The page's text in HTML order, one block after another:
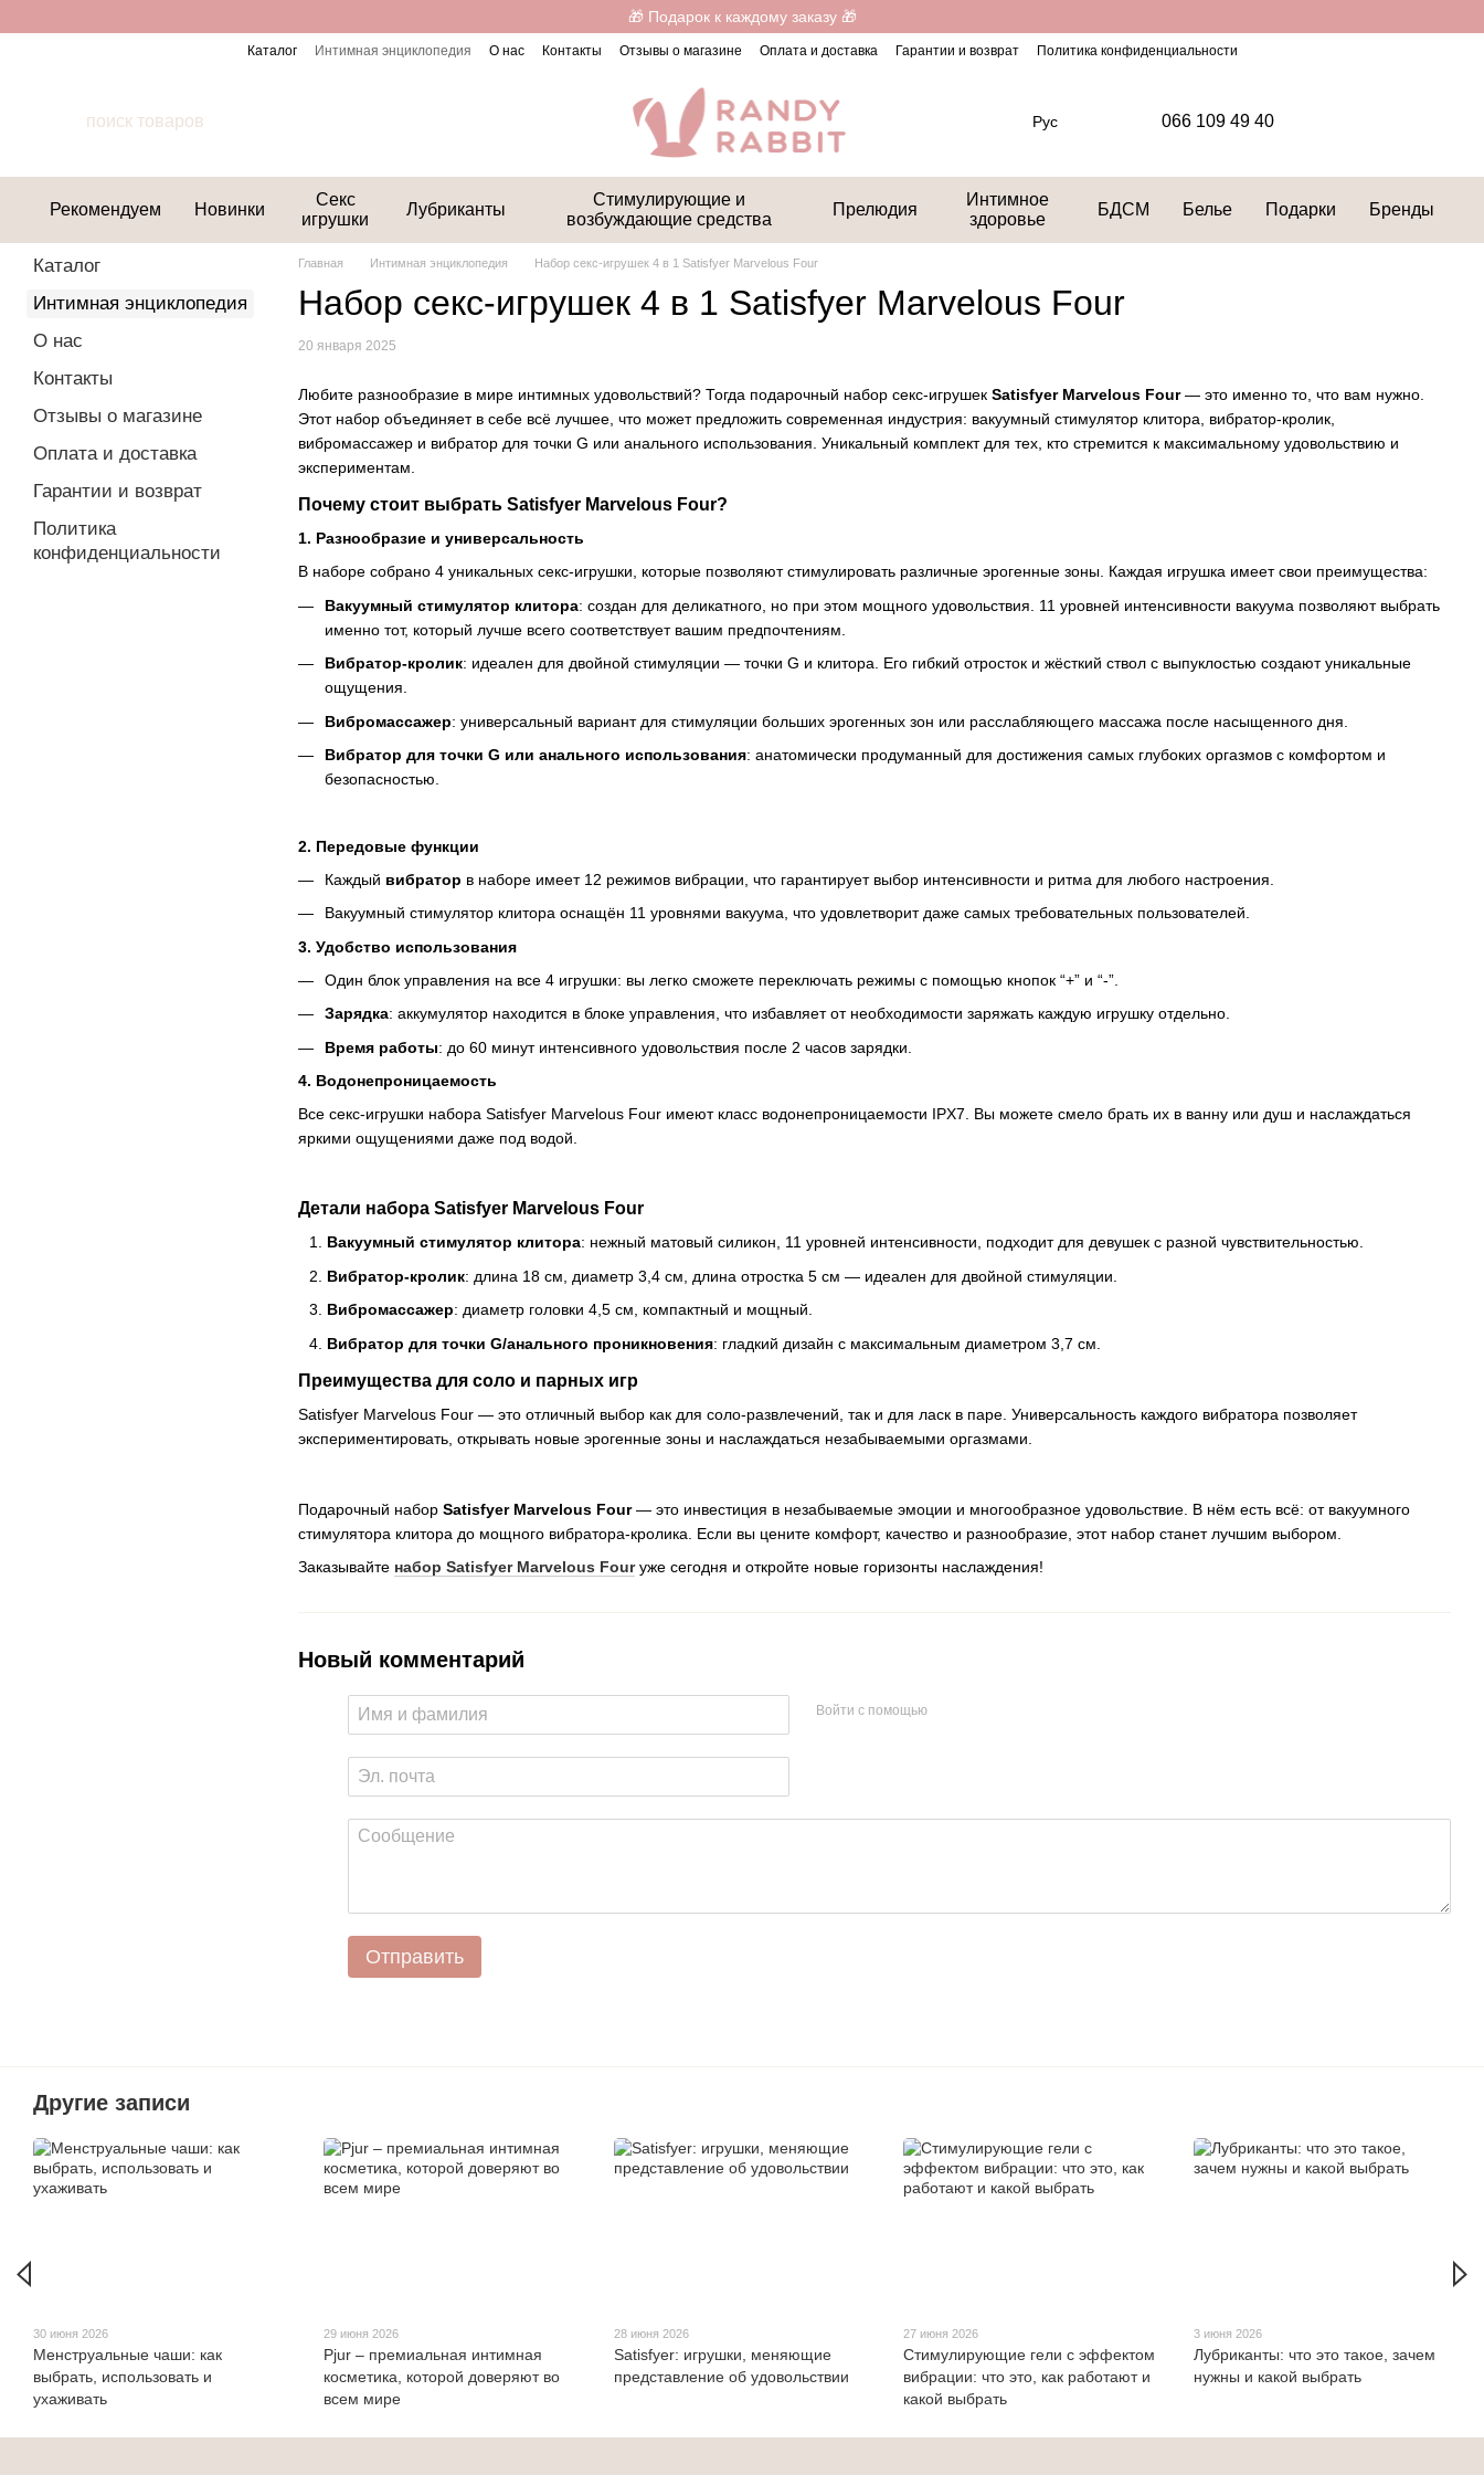
🎁 Подарок к каждому заказу 🎁
Каталог Интимная энциклопедия О нас Контакты Отзывы о магазине Оплата и доставка Гарантии и возврат Политика конфиденциальности
Рус 066 109 49 40
Рекомендуем Новинки
Секс
игрушки
Лубриканты
Стимулирующие и
возбуждающие средства
Прелюдия
Интимное
здоровье
БДСМ Белье Подарки Бренды
Главная Интимная энциклопедия Набор секс-игрушек 4 в 1 Satisfyer Marvelous Four
Набор секс-игрушек 4 в 1 Satisfyer Marvelous Four
20 января 2025
Любите разнообразие в мире интимных удовольствий? Тогда подарочный набор секс-игрушек Satisfyer Marvelous Four— это именно то, что вам нужно.
Этот набор объединяет в себе всё лучшее, что может предложить современная индустрия: вакуумный стимулятор клитора, вибратор-кролик,
вибромассажер и вибратор для точки G или анального использования. Уникальный комплект для тех, кто стремится к максимальному удовольствию и
экспериментам.
Почему стоит выбрать Satisfyer Marvelous Four?
1. Разнообразие и универсальность
В наборе собрано 4 уникальных секс-игрушки, которые позволяют стимулировать различные эрогенные зоны. Каждая игрушка имеет свои преимущества:
Вакуумный стимулятор клитора: создан для деликатного, но при этом мощного удовольствия. 11 уровней интенсивности вакуума позволяют выбрать
именно тот, который лучше всего соответствует вашим предпочтениям.
Вибратор-кролик: идеален для двойной стимуляции — точки G и клитора. Его гибкий отросток и жёсткий ствол с выпуклостью создают уникальные
ощущения.
Вибромассажер: универсальный вариант для стимуляции больших эрогенных зон или расслабляющего массажа после насыщенного дня.
Вибратор для точки G или анального использования: анатомически продуманный для достижения самых глубоких оргазмов с комфортом и
безопасностью.
2. Передовые функции
Каждый вибратор в наборе имеет 12 режимов вибрации, что гарантирует выбор интенсивности и ритма для любого настроения.
Вакуумный стимулятор клитора оснащён 11 уровнями вакуума, что удовлетворит даже самых требовательных пользователей.
3. Удобство использования
Один блок управления на все 4 игрушки: вы легко сможете переключать режимы с помощью кнопок “+” и “-”.
Зарядка: аккумулятор находится в блоке управления, что избавляет от необходимости заряжать каждую игрушку отдельно.
Время работы: до 60 минут интенсивного удовольствия после 2 часов зарядки.
4. Водонепроницаемость
Все секс-игрушки набора Satisfyer Marvelous Four имеют класс водонепроницаемости IPX7. Вы можете смело брать их в ванну или душ и наслаждаться
яркими ощущениями даже под водой.
Детали набора Satisfyer Marvelous Four
Вакуумный стимулятор клитора: нежный матовый силикон, 11 уровней интенсивности, подходит для девушек с разной чувствительностью.
Вибратор-кролик: длина 18 см, диаметр 3,4 см, длина отростка 5 см — идеален для двойной стимуляции.
Вибромассажер: диаметр головки 4,5 см, компактный и мощный.
Вибратор для точки G/анального проникновения: гладкий дизайн с максимальным диаметром 3,7 см.
Преимущества для соло и парных игр
Satisfyer Marvelous Four — это отличный выбор как для соло-развлечений, так и для ласк в паре. Универсальность каждого вибратора позволяет
экспериментировать, открывать новые эрогенные зоны и наслаждаться незабываемыми оргазмами.
Подарочный набор Satisfyer Marvelous Four— это инвестиция в незабываемые эмоции и многообразное удовольствие. В нём есть всё: от вакуумного
стимулятора клитора до мощного вибратора-кролика. Если вы цените комфорт, качество и разнообразие, этот набор станет лучшим выбором.
Заказывайте набор Satisfyer Marvelous Four уже сегодня и откройте новые горизонты наслаждения!
Новый комментарий
Войти с помощью
Отправить
Каталог
Интимная энциклопедия
О нас
Контакты
Отзывы о магазине
Оплата и доставка
Гарантии и возврат
Политика
конфиденциальности
Другие записи
30 июня 2026
Менструальные чаши: как
выбрать, использовать и
ухаживать
29 июня 2026
Pjur – премиальная интимная
косметика, которой доверяют во
всем мире
28 июня 2026
Satisfyer: игрушки, меняющие
представление об удовольствии
27 июня 2026
Стимулирующие гели с эффектом
вибрации: что это, как работают и
какой выбрать
3 июня 2026
Лубриканты: что это такое, зачем
нужны и какой выбрать